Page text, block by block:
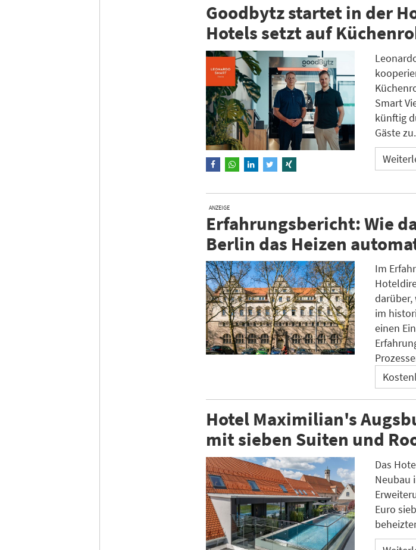
Goodbytz startet in der
Hotels setzt auf
Smart
künftig
Gäste zu.
ANZEIGE
Erfahrungsbericht: Wie
Berlin das Heizen
Im
darüber,
im
einen
Hotel Maximilian's
mit sieben Suiten und
Das
Neubau
Euro